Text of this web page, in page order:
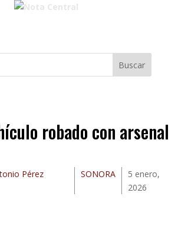
Buscar
robado con arsenal
Pérez
SONORA
5 enero,
2026